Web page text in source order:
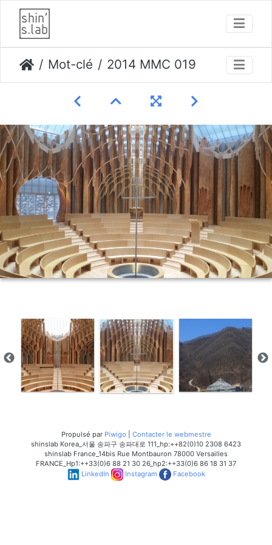
Mot-clé 2014 MMC 019
Propulsé par Piwigo
Contacter le webmestre
shinslab Korea_서울 송파구 송파대로 111_hp:++82(0)10 2308 6423
shinslab France_14bis Rue Montbauron 78000 Versailles
FRANCE_Hp1:++33(0)6 88 21 30 26_hp2:++33(0)6 86 18 31 37
LinkedIn
Instagram Facebook